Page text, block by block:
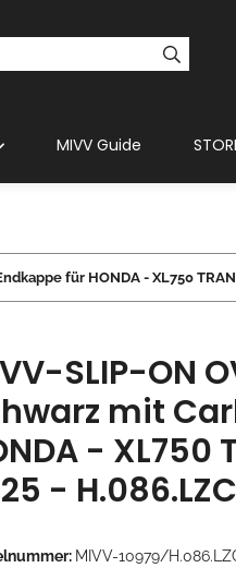
MIVV Guide
für HONDA - XL750
SLIP-ON
mit
- XL750
- H.086.LZC
MIVV-10979/